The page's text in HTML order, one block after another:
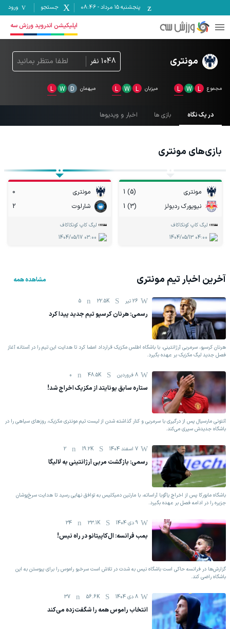
پنجشنبه ۱۵ مرداد -
08:46 جستجو ورود
اپلیکیشن اندروید ورزش سه
مونتری 1048 نفر لطفا منتظر بمانید
در یک نگاه بازی ها اخبار و ویدیوها
مجموع L
W
L میزبان L
W
L میهمان D
W
L
بازی‌های مونتری
مونتری
1 (5)
نیویورک ردبولز
1 (3)
لیگ کاپ کونکاکاف
1404/05/13 04:00
مونتری
0
شارلوت
2
لیگ کاپ کونکاکاف
1404/05/17 03:00
آخرین اخبار تیم مونتری مشاهده همه
26 تیر 22.5K
5
رسمی: هرنان کرسپو تیم جدید پیدا کرد
هرنان کرسپو، سرمربی آرژانتینی، با باشگاه اطلس مکزیک قرارداد امضا کرد تا هدایت این تیم را در آستانه آغاز
فصل جدید لیگ مکزیک بر عهده بگیرد.
8 فروردين 48.5K
0
ستاره سابق یونایتد از مکزیک اخراج شد!
آنتونی مارسیال پس از درگیری با سرمربی و کنار گذاشته شدن از لیست تیم مونتری مکزیک، روزهای سیاهی را در
باشگاه جدیدش سپری می‌کند.
7 اسفند 1404 19.2K
2
رسمی: بازگشت مربی آرژانتینی به لالیگا
‏باشگاه مایورکا پس از اخراج یاگوبا آراساته، با مارتین دمیکلیس به توافق نهایی رسید تا هدایت سرخ‌پوشان
جزیره را در ادامه فصل بر عهده بگیرد.
9 دی 1404 33.1K
34
بمب فرانسه: ال‌کاپیتانو در راه نیس!
گزارش‌ها در فرانسه حاکی است باشگاه نیس به شدت در تلاش است سرخیو راموس را برای پیوستن به این
باشگاه راضی کند.
8 دی 1404 56.6K
37
انتخاب راموس همه را شگفت‌زده می‌کند